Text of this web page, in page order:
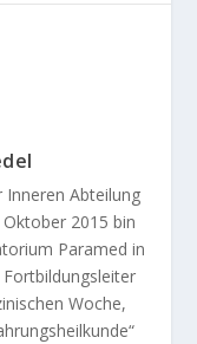
Inneren Abteilung
2015 bin
Paramed in
Woche,